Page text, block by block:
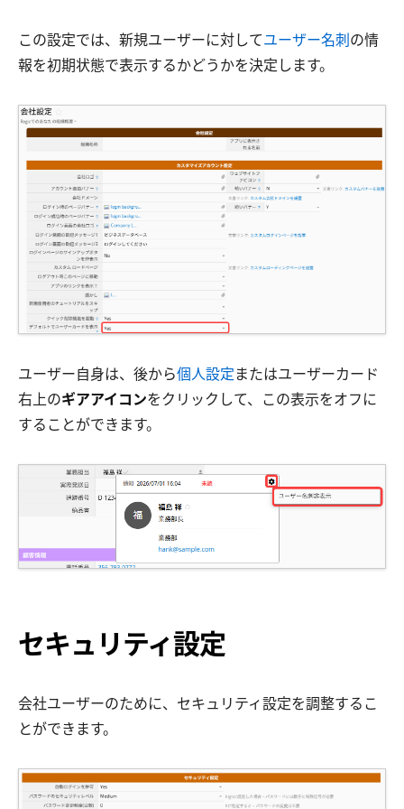
この設定では、新規ユーザーに対してユーザー名刺の情
報を初期状態で表示するかどうかを決定します。
ユーザー自身は、後から個人設定またはユーザーカード
右上のギアアイコンをクリックして、この表示をオフに
することができます。
セキュリティ設定
会社ユーザーのために、セキュリティ設定を調整するこ
とができます。